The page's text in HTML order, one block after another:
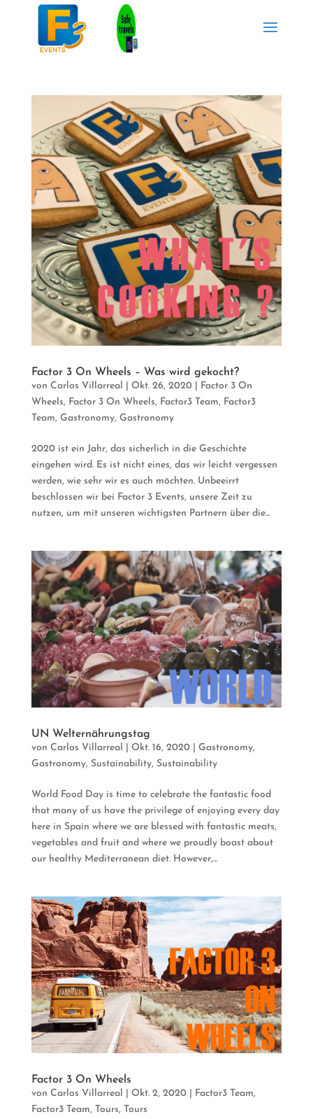
Factor 3 On Wheels – Was wird gekocht?
von Carlos Villarreal Okt. 26, 2020| Factor 3 On
Wheels, Factor 3 On Wheels, Factor3 Team, Factor3
Team, Gastronomy, Gastronomy
2020 ist ein Jahr, das sicherlich in die Geschichte
eingehen wird. Es ist nicht eines, das wir leicht vergessen
werden, wie sehr wir es auch möchten. Unbeeirrt
beschlossen wir bei Factor 3 Events, unsere Zeit zu
nutzen, um mit unseren wichtigsten Partnern über die...
UN Welternährungstag
von Carlos Villarreal Okt. 16, 2020| Gastronomy,
Gastronomy, Sustainability, Sustainability
World Food Day is time to celebrate the fantastic food
that many of us have the privilege of enjoying every day
here in Spain where we are blessed with fantastic meats,
vegetables and fruit and where we proudly boast about
our healthy Mediterranean diet. However,...
Factor 3 On Wheels
von Carlos Villarreal Okt. 2, 2020| Factor3 Team,
Factor3 Team, Tours, Tours